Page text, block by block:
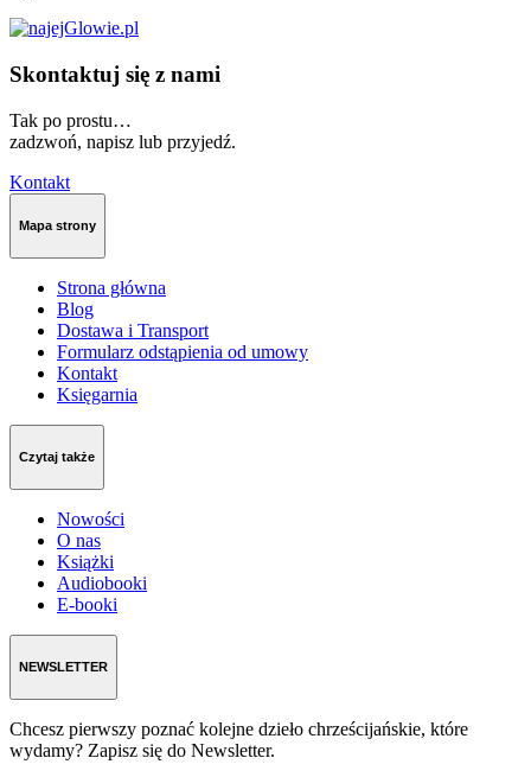
Skontaktuj się z nami
Tak po prostu…
zadzwoń, napisz lub przyjedź.
Kontakt
Mapa strony
Strona główna
Blog
Dostawa i Transport
Formularz odstąpienia od umowy
Kontakt
Księgarnia
Czytaj także
Nowości
O nas
Książki
Audiobooki
E-booki
NEWSLETTER
Chcesz pierwszy poznać kolejne dzieło chrześcijańskie, które
wydamy? Zapisz się do Newsletter.